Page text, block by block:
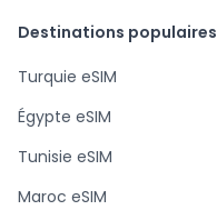
Destinations populaires
Turquie eSIM
Égypte eSIM
Tunisie eSIM
Maroc eSIM